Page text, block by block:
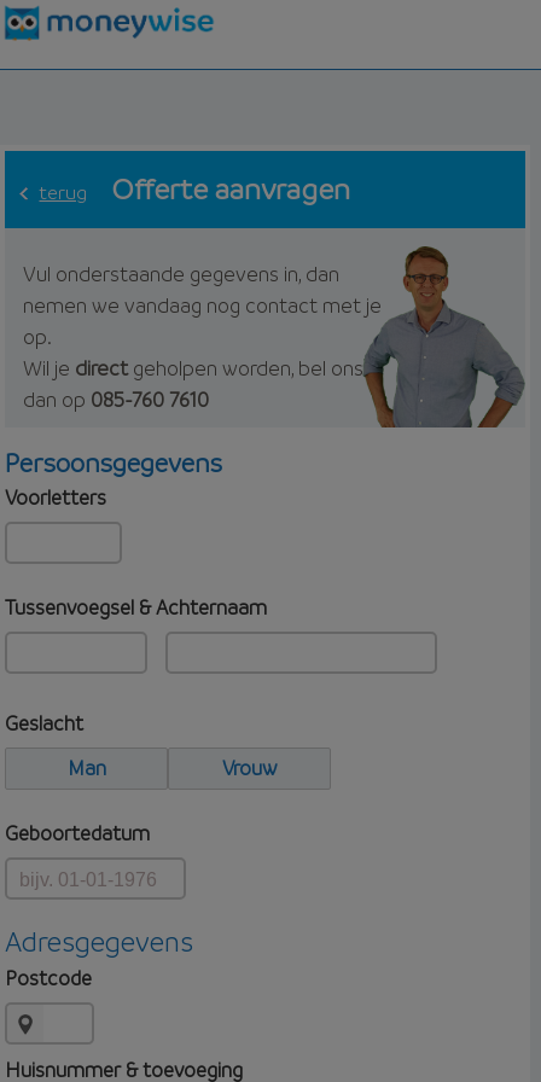
terug Offerte aanvragen
Vul onderstaande gegevens in, dan
nemen we vandaag nog contact met je
op.
Wil je directgeholpen worden, bel ons
dan op 085-760 7610
Persoonsgegevens
Voorletters
Tussenvoegsel & Achternaam
Geslacht
Man
Vrouw
Geboortedatum
Adresgegevens
Postcode
Huisnummer & toevoeging